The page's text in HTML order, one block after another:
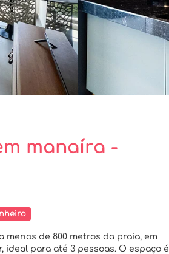
manaíra -
de 800 metros da praia, em
para até 3 pessoas. O espaço é